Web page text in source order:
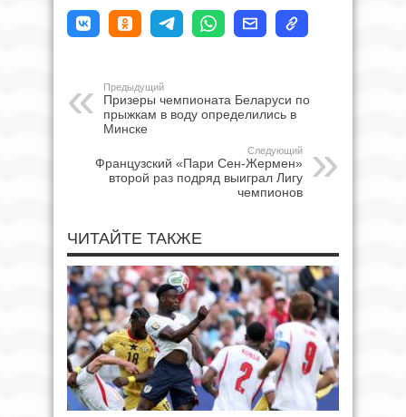
Предыдущий
Призеры чемпионата Беларуси по
прыжкам в воду определились в
Минске
Следующий
Французский «Пари Сен-Жермен»
второй раз подряд выиграл Лигу
чемпионов
ЧИТАЙТЕ ТАКЖЕ